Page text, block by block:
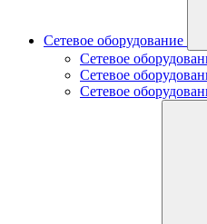
Сетевое оборудование
Сетевое
Сетевое
Сетевое